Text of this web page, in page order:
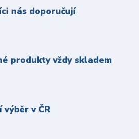
nás doporučují
produkty vždy skladem
výběr v ČR